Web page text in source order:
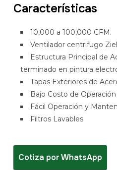
Características
10,000 a 100,000 CFM.
Ventilador centrifugo
Estructura Principal de
terminado en pintura
Tapas Exteriores de
Bajo Costo de Operación
Fácil Operación y
Filtros Lavables
Cotiza por WhatsApp